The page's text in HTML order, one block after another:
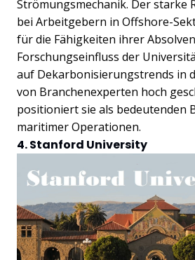
Strömungsmechanik. Der starke
bei Arbeitgebern in Offshore-
für die Fähigkeiten ihrer
Forschungseinfluss der
auf Dekarbonisierungstrends in
von Branchenexperten hoch
positioniert sie als bedeutenden
maritimer Operationen.
4. Stanford University